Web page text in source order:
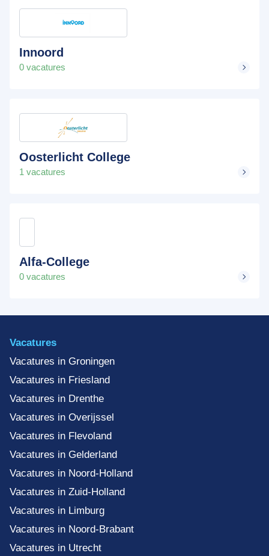
Innoord
0 vacatures
Oosterlicht College
1 vacatures
Alfa-College
0 vacatures
Vacatures
Vacatures in Groningen
Vacatures in Friesland
Vacatures in Drenthe
Vacatures in Overijssel
Vacatures in Flevoland
Vacatures in Gelderland
Vacatures in Noord-Holland
Vacatures in Zuid-Holland
Vacatures in Limburg
Vacatures in Noord-Brabant
Vacatures in Utrecht